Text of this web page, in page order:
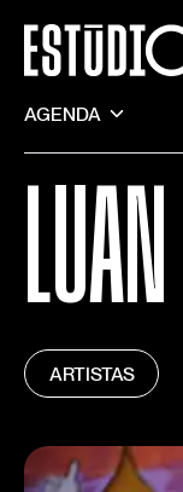
AGENDA
ARTISTAS